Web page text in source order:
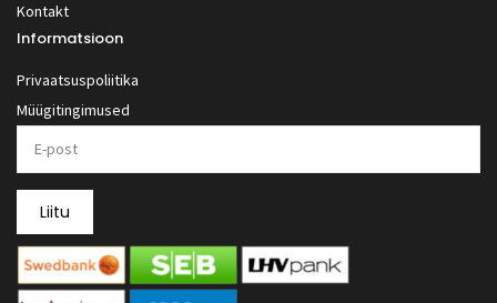
Kontakt
Informatsioon
Privaatsuspoliitika
Müügitingimused
Liitu